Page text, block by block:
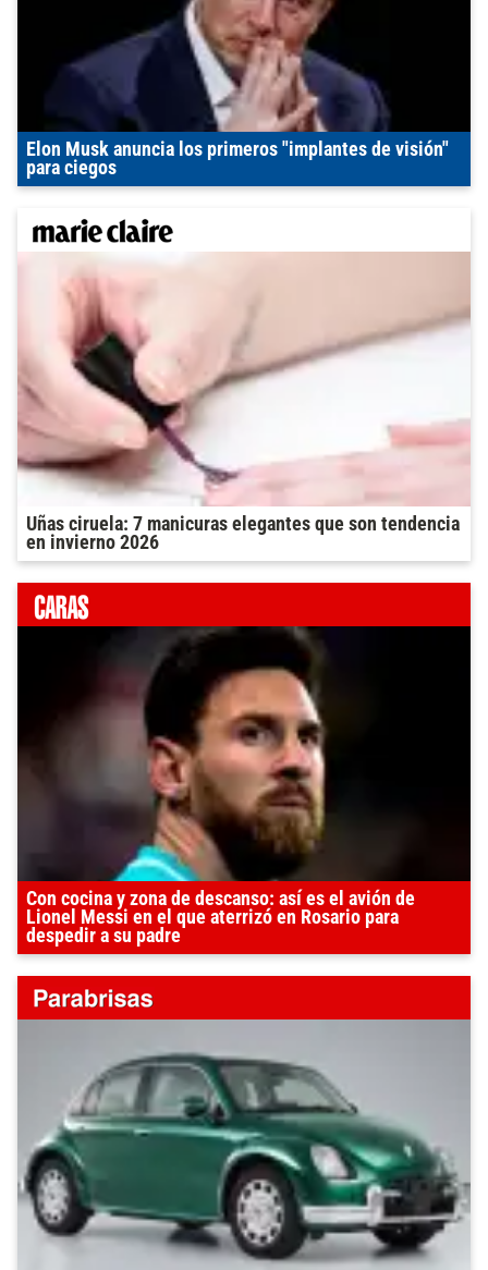
Elon Musk anuncia los primeros "implantes de visión"
para ciegos
Uñas ciruela: 7 manicuras elegantes que son tendencia
en invierno 2026
Con cocina y zona de descanso: así es el avión de
Lionel Messi en el que aterrizó en Rosario para
despedir a su padre